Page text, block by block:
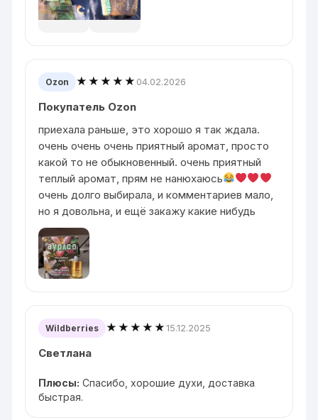
Ozon ★★★★★ 04.02.2026
Покупатель Ozon
приехала раньше, это хорошо я так ждала.
очень очень очень приятный аромат, просто
какой то не обыкновенный. очень приятный
теплый аромат, прям не нанюхаюсь
очень долго выбирала, и комментариев мало,
но я довольна, и ещё закажу какие нибудь
Wildberries ★★★★★15.12.2025
Светлана
Плюсы: Спасибо, хорошие духи, доставка
быстрая.